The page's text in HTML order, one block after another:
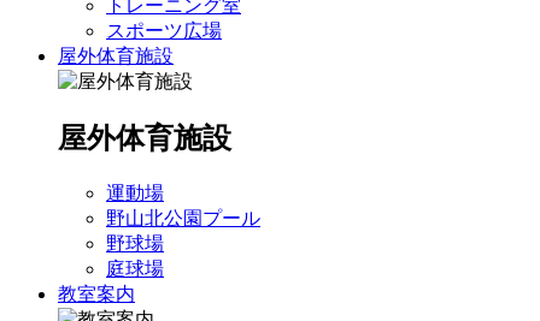
トレーニング室
スポーツ広場
屋外体育施設
屋外体育施設
運動場
野山北公園プール
野球場
庭球場
教室案内